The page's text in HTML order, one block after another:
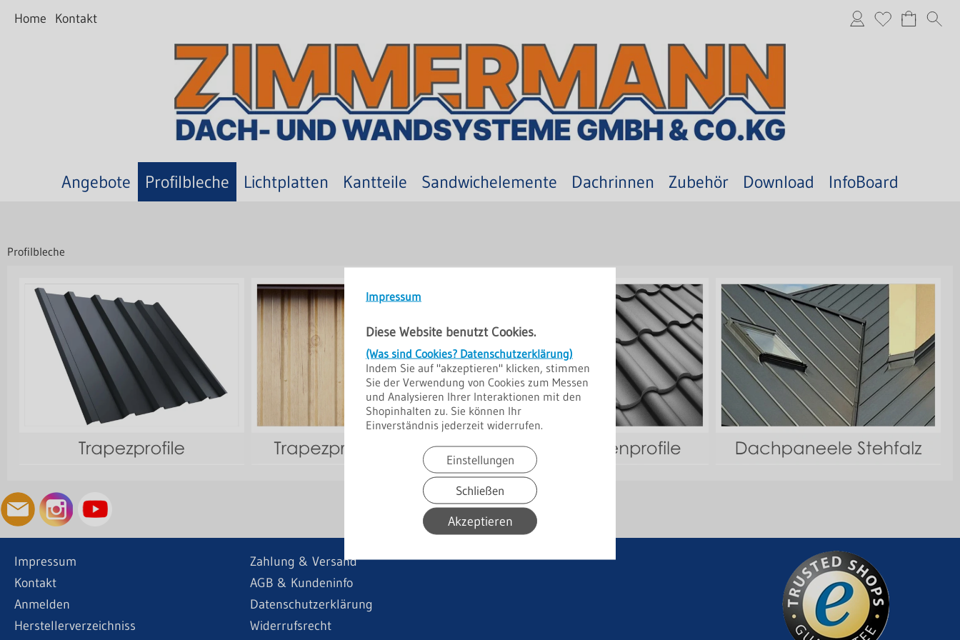
Impressum
Diese Website benutzt Cookies.
(Was sind Cookies? Datenschutzerklärung)
Indem Sie auf "akzeptieren" klicken, stimmen
Sie der Verwendung von Cookies zum Messen
und Analysieren Ihrer Interaktionen mit den
Shopinhalten zu. Sie können Ihr
Einverständnis jederzeit widerrufen.
Einstellungen
Schließen
Akzeptieren
Home Kontakt
Angebote Profilbleche Lichtplatten Kantteile Sandwichelemente Dachrinnen Zubehör Download InfoBoard
Profilbleche
Impressum
Kontakt
Anmelden
Herstellerverzeichniss
Zahlung & Versand
AGB & Kundeninfo
Datenschutzerklärung
Widerrufsrecht